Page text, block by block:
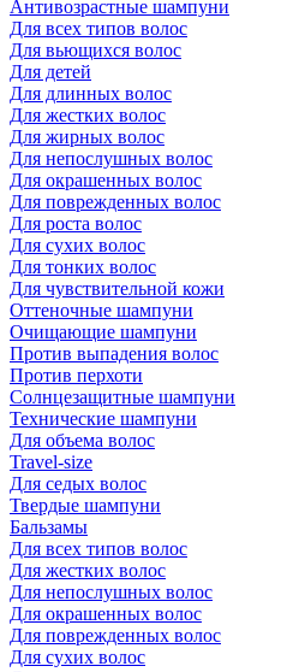
Антивозрастные шампуни
Для всех типов волос
Для вьющихся волос
Для детей
Для длинных волос
Для жестких волос
Для жирных волос
Для непослушных волос
Для окрашенных волос
Для поврежденных волос
Для роста волос
Для сухих волос
Для тонких волос
Для чувствительной кожи
Оттеночные шампуни
Очищающие шампуни
Против выпадения волос
Против перхоти
Солнцезащитные шампуни
Технические шампуни
Для объема волос
Travel-size
Для седых волос
Твердые шампуни
Бальзамы
Для всех типов волос
Для жестких волос
Для непослушных волос
Для окрашенных волос
Для поврежденных волос
Для сухих волос